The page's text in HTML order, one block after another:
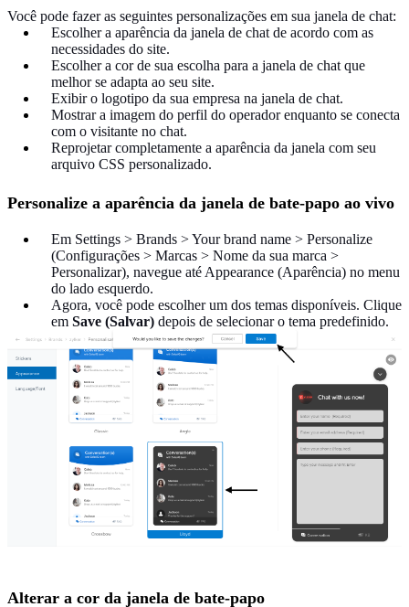
Você pode fazer as seguintes personalizações em sua janela de chat:
Escolher a aparência da janela de chat de acordo com as
necessidades do site.
Escolher a cor de sua escolha para a janela de chat que
melhor se adapta ao seu site.
Exibir o logotipo da sua empresa na janela de chat.
Mostrar a imagem do perfil do operador enquanto se conecta
com o visitante no chat.
Reprojetar completamente a aparência da janela com seu
arquivo CSS personalizado.
Personalize a aparência da janela de bate-papo ao vivo
Em Settings > Brands > Your brand name > Personalize
(Configurações > Marcas > Nome da sua marca >
Personalizar), navegue até Appearance (Aparência) no menu
do lado esquerdo.
Agora, você pode escolher um dos temas disponíveis. Clique
em Save (Salvar)depois de selecionar o tema predefinido.
Alterar a cor da janela de bate-papo